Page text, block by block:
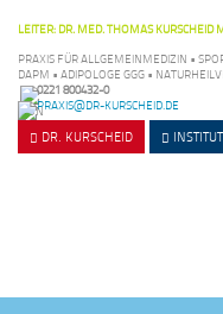
LEITER: DR. MED. THOMAS KURSCHEID
PRAXIS FÜR ALLGEMEINMEDIZIN •
DAPM • ADIPOLOGE GGG •
0221 800432-0
PRAXIS@DR-KURSCHEID.DE
DR. KURSCHEID INSTITUT